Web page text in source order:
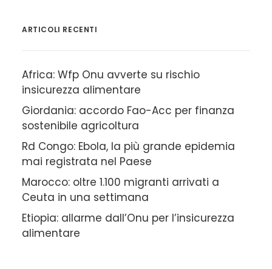
ARTICOLI RECENTI
Africa: Wfp Onu avverte su rischio
insicurezza alimentare
Giordania: accordo Fao-Acc per finanza
sostenibile agricoltura
Rd Congo: Ebola, la più grande epidemia
mai registrata nel Paese
Marocco: oltre 1.100 migranti arrivati a
Ceuta in una settimana
Etiopia: allarme dall’Onu per l’insicurezza
alimentare